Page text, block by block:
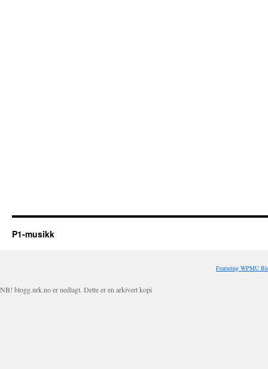
P1-musikk
Featuring WPMU
NB! blogg.nrk.no er nedlagt. Dette er en arkivert kopi